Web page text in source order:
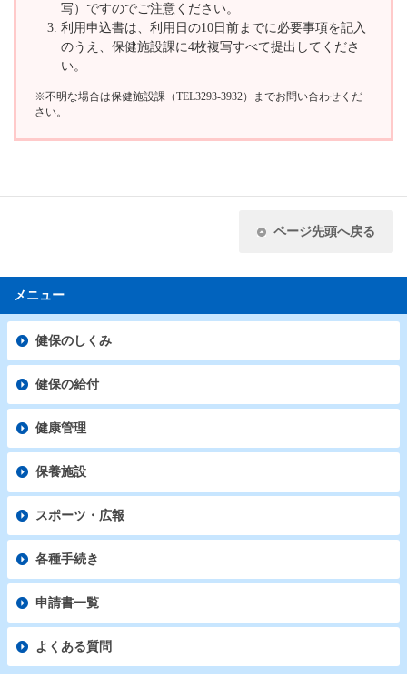
写）ですのでご注意ください。
利用申込書は、利用日の10日前までに必要事項を記入
のうえ、保健施設課に4枚複写すべて提出してくださ
い。
※不明な場合は保健施設課（TEL3293-3932）までお問い合わせくだ
さい。
ページ先頭へ戻る
メニュー
健保のしくみ
健保の給付
健康管理
保養施設
スポーツ・広報
各種手続き
申請書一覧
よくある質問